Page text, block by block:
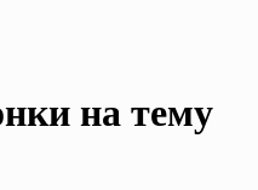
на тему